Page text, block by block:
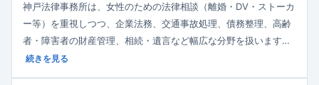
神戸法律事務所は、女性のための法律相談（離婚・DV・ストーカ
ー等）を重視しつつ、企業法務、交通事故処理、債務整理、高齢
者・障害者の財産管理、相続・遺言など幅広な分野を扱います。
依頼者との信頼関係を大事に、迅速かつ確実な紛争解決を志向。
続きを見る